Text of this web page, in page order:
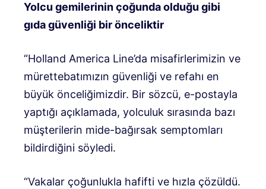
Yolcu gemilerinin çoğunda olduğu gibi
gıda güvenliği bir önceliktir
“Holland America Line’da misafirlerimizin ve
mürettebatımızın güvenliği ve refahı en
büyük önceliğimizdir. Bir sözcü, e-postayla
yaptığı açıklamada, yolculuk sırasında bazı
müşterilerin mide-bağırsak semptomları
bildirdiğini söyledi.
“Vakalar çoğunlukla hafifti ve hızla çözüldü.